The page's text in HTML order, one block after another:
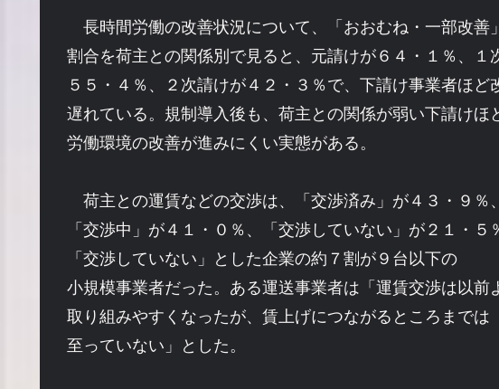
長時間労働の改善状況について、「おおむね・一部改善
割合を荷主との関係別で見ると、元請けが６４・１％、１
５５・４％、２次請けが４２・３％で、下請け事業者ほど
遅れている。規制導入後も、荷主との関係が弱い下請けほ
労働環境の改善が進みにくい実態がある。
荷主との運賃などの交渉は、「交渉済み」が４３・９％、
「交渉中」が４１・０％、「交渉していない」が２１・５
「交渉していない」とした企業の約７割が９台以下の
小規模事業者だった。ある運送事業者は「運賃交渉は以前
取り組みやすくなったが、賃上げにつながるところまでは
至っていない」とした。